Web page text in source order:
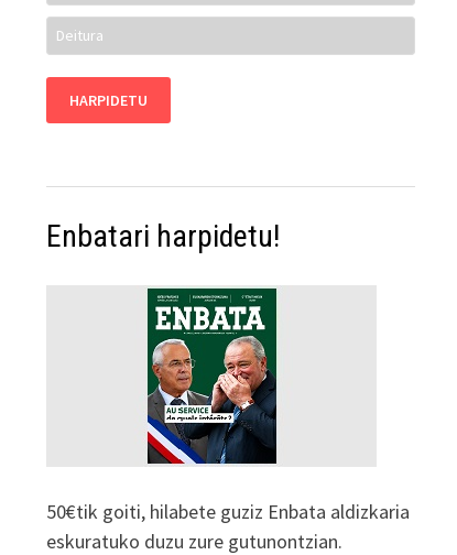
Enbatari harpidetu!
50€tik goiti, hilabete guziz Enbata aldizkaria
eskuratuko duzu zure gutunontzian.